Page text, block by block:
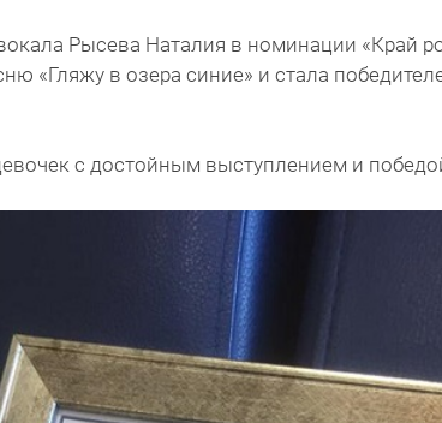
Рысева Наталия в номинации «Край
«Гляжу в озера синие» и стала
с достойным выступлением и